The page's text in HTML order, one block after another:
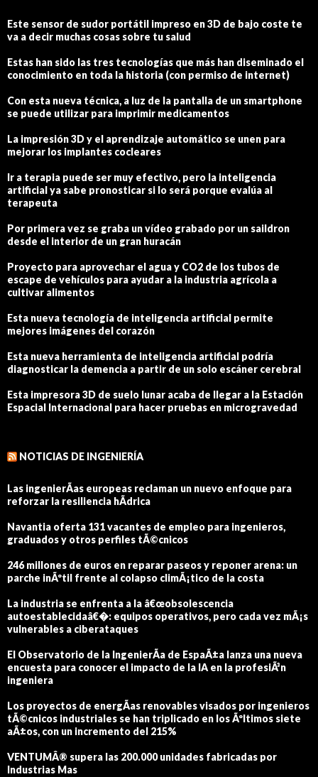
Este sensor de sudor portátil impreso en 3D de bajo coste te
va a decir muchas cosas sobre tu salud
Estas han sido las tres tecnologías que más han diseminado el
conocimiento en toda la historia (con permiso de internet)
Con esta nueva técnica, a luz de la pantalla de un smartphone
se puede utilizar para imprimir medicamentos
La impresión 3D y el aprendizaje automático se unen para
mejorar los implantes cocleares
Ir a terapia puede ser muy efectivo, pero la inteligencia
artificial ya sabe pronosticar si lo será porque evalúa al
terapeuta
Por primera vez se graba un vídeo grabado por un saildron
desde el interior de un gran huracán
Proyecto para aprovechar el agua y CO2 de los tubos de
escape de vehículos para ayudar a la industria agrícola a
cultivar alimentos
Esta nueva tecnología de inteligencia artificial permite
mejores imágenes del corazón
Esta nueva herramienta de inteligencia artificial podría
diagnosticar la demencia a partir de un solo escáner cerebral
Esta impresora 3D de suelo lunar acaba de llegar a la Estación
Espacial Internacional para hacer pruebas en microgravedad
NOTICIAS DE INGENIERÍA
Las ingenierÃ­as europeas reclaman un nuevo enfoque para
reforzar la resiliencia hÃ­drica
Navantia oferta 131 vacantes de empleo para ingenieros,
graduados y otros perfiles tÃ©cnicos
246 millones de euros en reparar paseos y reponer arena: un
parche inÃºtil frente al colapso climÃ¡tico de la costa
La industria se enfrenta a la â€œobsolescencia
autoestablecidaâ€�: equipos operativos, pero cada vez mÃ¡s
vulnerables a ciberataques
El Observatorio de la IngenierÃ­a de EspaÃ±a lanza una nueva
encuesta para conocer el impacto de la IA en la profesiÃ³n
ingeniera
Los proyectos de energÃ­as renovables visados por ingenieros
tÃ©cnicos industriales se han triplicado en los Ãºltimos siete
aÃ±os, con un incremento del 215%
VENTUMÂ® supera las 200.000 unidades fabricadas por
Industrias Mas